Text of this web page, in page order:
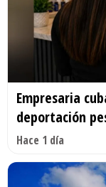
Empresaria
deportación
Hace 1 día